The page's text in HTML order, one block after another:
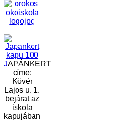
JAPÁNKERT
címe:
Kövér
Lajos u. 1.
bejárat az
iskola
kapujában